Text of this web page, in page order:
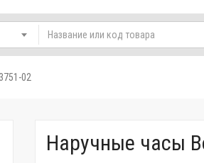
02
Наручные часы